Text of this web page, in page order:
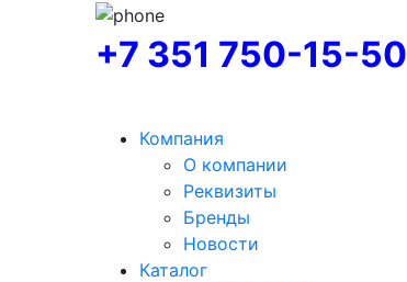
+7 351 750-15-50
Компания
О компании
Реквизиты
Бренды
Новости
Каталог